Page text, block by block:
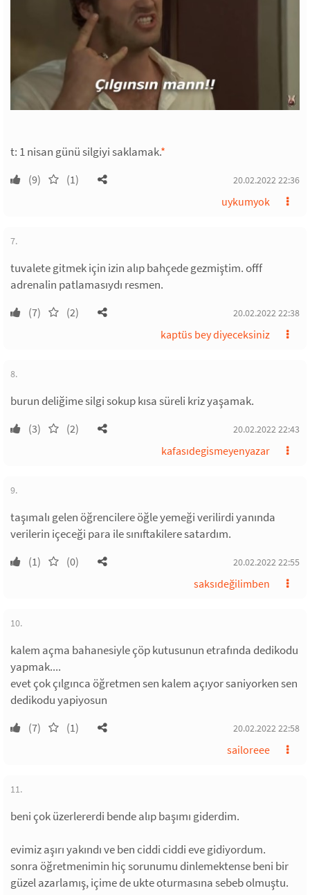
t: 1 nisan günü silgiyi saklamak.*
(9) (1) 20.02.2022 22:36
uykumyok
7.
tuvalete gitmek için izin alıp bahçede gezmiştim. offf
adrenalin patlamasıydı resmen.
(7) (2) 20.02.2022 22:38
kaptüs bey diyeceksiniz
8.
burun deliğime silgi sokup kısa süreli kriz yaşamak.
(3) (2) 20.02.2022 22:43
kafasıdegismeyenyazar
9.
taşımalı gelen öğrencilere öğle yemeği verilirdi yanında
verilerin içeceği para ile sınıftakilere satardım.
(1) (0) 20.02.2022 22:55
saksıdeğilimben
10.
kalem açma bahanesiyle çöp kutusunun etrafında dedikodu
yapmak....
evet çok çılgınca öğretmen sen kalem açıyor saniyorken sen
dedikodu yapiyosun
(7) (1) 20.02.2022 22:58
sailoreee
11.
beni çok üzerlererdi bende alıp başımı giderdim.
evimiz aşırı yakındı ve ben ciddi ciddi eve gidiyordum.
sonra öğretmenimin hiç sorunumu dinlemektense beni bir
güzel azarlamış, içime de ukte oturmasına sebeb olmuştu.